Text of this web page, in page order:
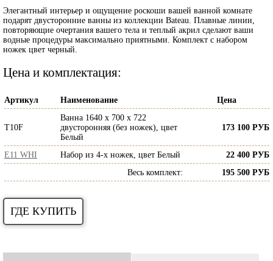
Элегантный интерьер и ощущение роскоши вашей ванной комнате
подарят двусторонние ванны из коллекции Bateau. Плавные линии,
повторяющие очертания вашего тела и теплый акрил сделают ваши
водные процедуры максимально приятными. Комплект с набором
ножек цвет черный.
Цена и комплектация:
Артикул Наименование Цена
T10F
Ванна 1640 х 700 х 722
двусторонняя (без ножек), цвет
Белый
173 100 РУБ
E11 WHI Набор из 4-х ножек, цвет Белый
22 400 РУБ
Весь комплект: 195 500 РУБ
ГДЕ КУПИТЬ